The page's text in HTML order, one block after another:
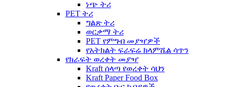
ነጭ ትሪ
PET ትሪ
ግልጽ ትሪ
ወርቃማ ትሪ
PET የምግብ መያዣዎች
የአትክልት ፍራፍሬ ክላምሼል ሳጥን
የክራፍት ወረቀት መያዣ
Kraft ሰላጣ የወረቀት ሳህን
Kraft Paper Food Box